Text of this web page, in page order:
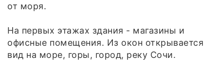
от моря.
На первых этажах здания - магазины и
офисные помещения. Из окон открывается
вид на море, горы, город, реку Сочи.